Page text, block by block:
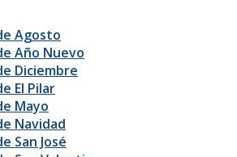
Agosto
Año Nuevo
Diciembre
El Pilar
Mayo
Navidad
San José